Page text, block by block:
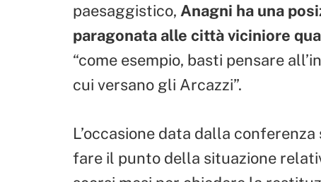
paesaggistico, Anagni ha una
paragonata alle città viciniore
“come esempio, basti pensare
cui versano gli Arcazzi”.
L’occasione data dalla
fare il punto della situazione